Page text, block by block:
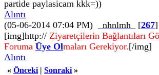
partide paylasicam kkk=))
Alıntı
(05-06-2014 07:04 PM)
_nhnlmh_ [267]
[img]http:// Ziyaretçilerin Bağlantıları
Foruma Üye Olmaları Gerekiyor.[/img]
Alıntı
« Önceki | Sonraki »